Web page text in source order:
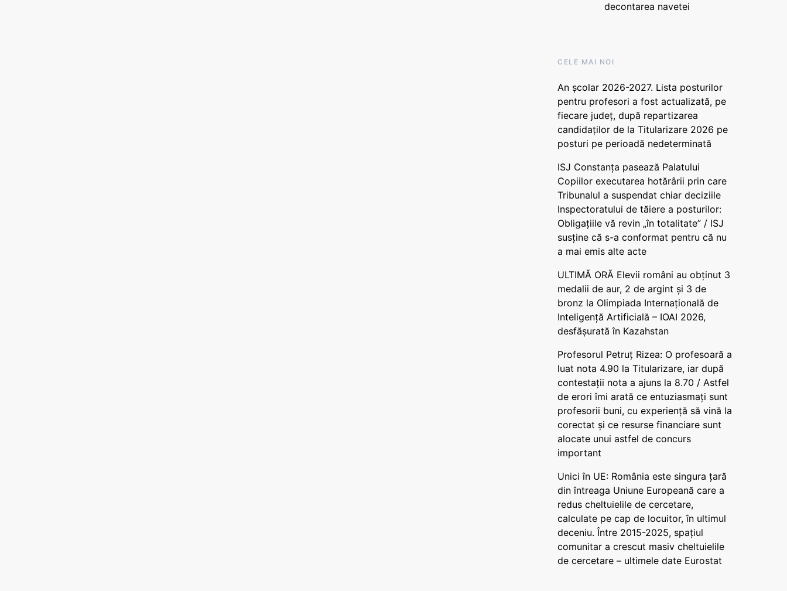
decontarea navetei
CELE MAI NOI
An școlar 2026-2027. Lista posturilor
pentru profesori a fost actualizată, pe
fiecare județ, după repartizarea
candidaților de la Titularizare 2026 pe
posturi pe perioadă nedeterminată
ISJ Constanța pasează Palatului
Copiilor executarea hotărârii prin care
Tribunalul a suspendat chiar deciziile
Inspectoratului de tăiere a posturilor:
Obligațiile vă revin „în totalitate” / ISJ
susține că s-a conformat pentru că nu
a mai emis alte acte
ULTIMĂ ORĂ Elevii români au obținut 3
medalii de aur, 2 de argint și 3 de
bronz la Olimpiada Internațională de
Inteligență Artificială – IOAI 2026,
desfășurată în Kazahstan
Profesorul Petruț Rizea: O profesoară a
luat nota 4.90 la Titularizare, iar după
contestații nota a ajuns la 8.70 / Astfel
de erori îmi arată ce entuziasmați sunt
profesorii buni, cu experiență să vină la
corectat și ce resurse financiare sunt
alocate unui astfel de concurs
important
Unici în UE: România este singura țară
din întreaga Uniune Europeană care a
redus cheltuielile de cercetare,
calculate pe cap de locuitor, în ultimul
deceniu. Între 2015-2025, spațiul
comunitar a crescut masiv cheltuielile
de cercetare – ultimele date Eurostat